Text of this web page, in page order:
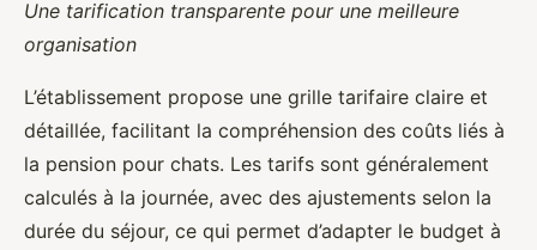
Une tarification transparente pour une meilleure
organisation
L’établissement propose une grille tarifaire claire et
détaillée, facilitant la compréhension des coûts liés à
la pension pour chats. Les tarifs sont généralement
calculés à la journée, avec des ajustements selon la
durée du séjour, ce qui permet d’adapter le budget à